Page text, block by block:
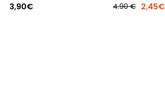
3,90€ 4.90 € 2,45€